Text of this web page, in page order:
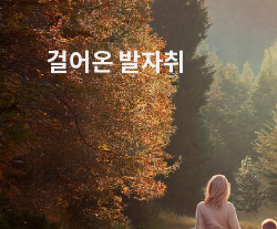
걸어온 발자취